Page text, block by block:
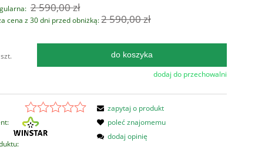
2 590,00 zł
cena z 30 dni przed obniżką:2 590,00 zł
szt. do koszyka
dodaj do przechowalni
zapytaj o produkt
poleć znajomemu
dodaj opinię